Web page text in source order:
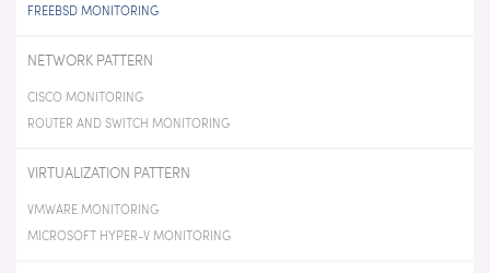
FREEBSD MONITORING
NETWORK PATTERN
CISCO MONITORING
ROUTER AND SWITCH MONITORING
VIRTUALIZATION PATTERN
VMWARE MONITORING
MICROSOFT HYPER-V MONITORING